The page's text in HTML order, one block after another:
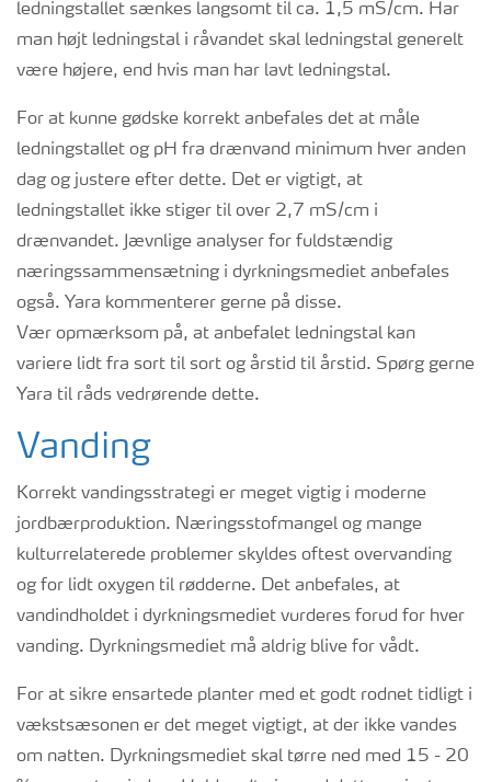
ledningstallet sænkes langsomt til ca. 1,5 mS/cm. Har
man højt ledningstal i råvandet skal ledningstal generelt
være højere, end hvis man har lavt ledningstal.
For at kunne gødske korrekt anbefales det at måle
ledningstallet og pH fra drænvand minimum hver anden
dag og justere efter dette. Det er vigtigt, at
ledningstallet ikke stiger til over 2,7 mS/cm i
drænvandet. Jævnlige analyser for fuldstændig
næringssammensætning i dyrkningsmediet anbefales
også. Yara kommenterer gerne på disse.
Vær opmærksom på, at anbefalet ledningstal kan
variere lidt fra sort til sort og årstid til årstid. Spørg gerne
Yara til råds vedrørende dette.
Vanding
Korrekt vandingsstrategi er meget vigtig i moderne
jordbærproduktion. Næringsstofmangel og mange
kulturrelaterede problemer skyldes oftest overvanding
og for lidt oxygen til rødderne. Det anbefales, at
vandindholdet i dyrkningsmediet vurderes forud for hver
vanding. Dyrkningsmediet må aldrig blive for vådt.
For at sikre ensartede planter med et godt rodnet tidligt i
vækstsæsonen er det meget vigtigt, at der ikke vandes
om natten. Dyrkningsmediet skal tørre ned med 15 - 20